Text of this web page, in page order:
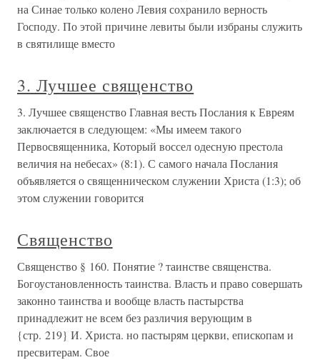
на Синае только колено Левия сохранило верность
Господу. По этой причине левиты были избраны служить
в святилище вместо
3. Лучшее священство
3. Лучшее священство Главная весть Послания к Евреям
заключается в следующем: «Мы имеем такого
Первосвященника, Который воссел одесную престола
величия на небесах» (8:1). С самого начала Послания
объявляется о священническом служении Христа (1:3); об
этом служении говорится
Священство
Священство § 160. Понятие ? таинстве священства.
Богоустановленность таинства. Власть и право совершать
законно таинства и вообще власть пастырства
принадлежит не всем без различия верующим в
{стр. 219} И. Христа. но пастырям церкви, епископам и
пресвитерам. Свое